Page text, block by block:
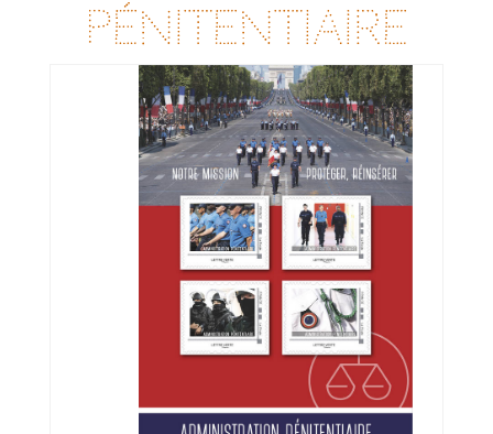
Mars 2021
Février 2021
Novembre 2020
Octobre 2020
Septembre 2020
Août 2020
Juillet 2020
Juin 2020
Avril 2020
pénitentiaire